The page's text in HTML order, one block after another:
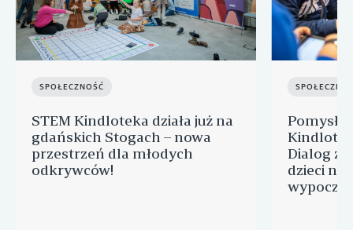
SPOŁECZNOŚĆ
STEM Kindloteka działa już na
gdańskich Stogach – nowa
przestrzeń dla młodych
odkrywców!
Pomysł
Dialog
dzieci na